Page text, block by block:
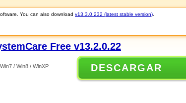
You can also download v13.3.0.232 (latest stable version)
Free v13.2.0.22
/ Win8 / WinXP DESCARGAR